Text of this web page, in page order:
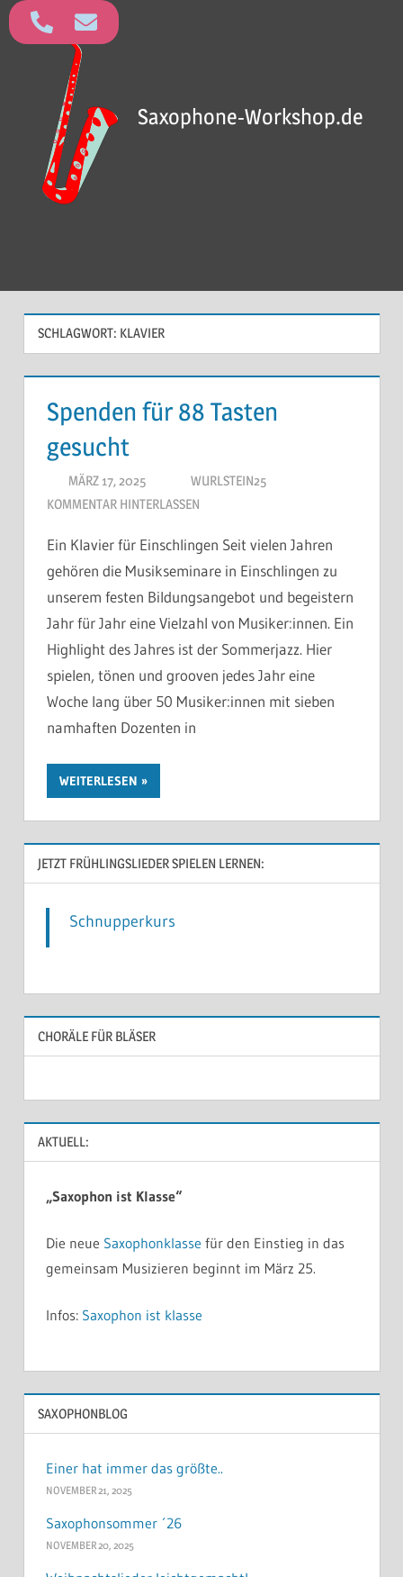
Saxophone-Workshop.de
SCHLAGWORT: KLAVIER
Spenden für 88 Tasten
gesucht
MÄRZ 17, 2025
WURLSTEIN25
KOMMENTAR HINTERLASSEN
Ein Klavier für Einschlingen Seit vielen Jahren
gehören die Musikseminare in Einschlingen zu
unserem festen Bildungsangebot und begeistern
Jahr für Jahr eine Vielzahl von Musiker:innen. Ein
Highlight des Jahres ist der Sommerjazz. Hier
spielen, tönen und grooven jedes Jahr eine
Woche lang über 50 Musiker:innen mit sieben
namhaften Dozenten in
WEITERLESEN
JETZT FRÜHLINGSLIEDER SPIELEN LERNEN:
Schnupperkurs
CHORÄLE FÜR BLÄSER
AKTUELL:
„Saxophon ist Klasse“
Die neue Saxophonklasse für den Einstieg in das
gemeinsam Musizieren beginnt im März 25.
Infos: Saxophon ist klasse
SAXOPHONBLOG
Einer hat immer das größte..
NOVEMBER 21, 2025
Saxophonsommer ´26
NOVEMBER 20, 2025